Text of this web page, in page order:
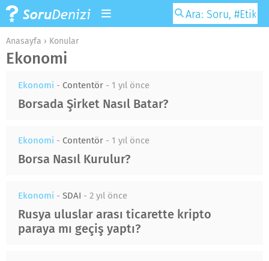
Anasayfa › Konular
Ekonomi
Ekonomi - Contentör - 1 yıl önce
Borsada Şirket Nasıl Batar?
Ekonomi - Contentör - 1 yıl önce
Borsa Nasıl Kurulur?
Ekonomi - SDAI - 2 yıl önce
Rusya uluslar arası ticarette kripto
paraya mı geçiş yaptı?